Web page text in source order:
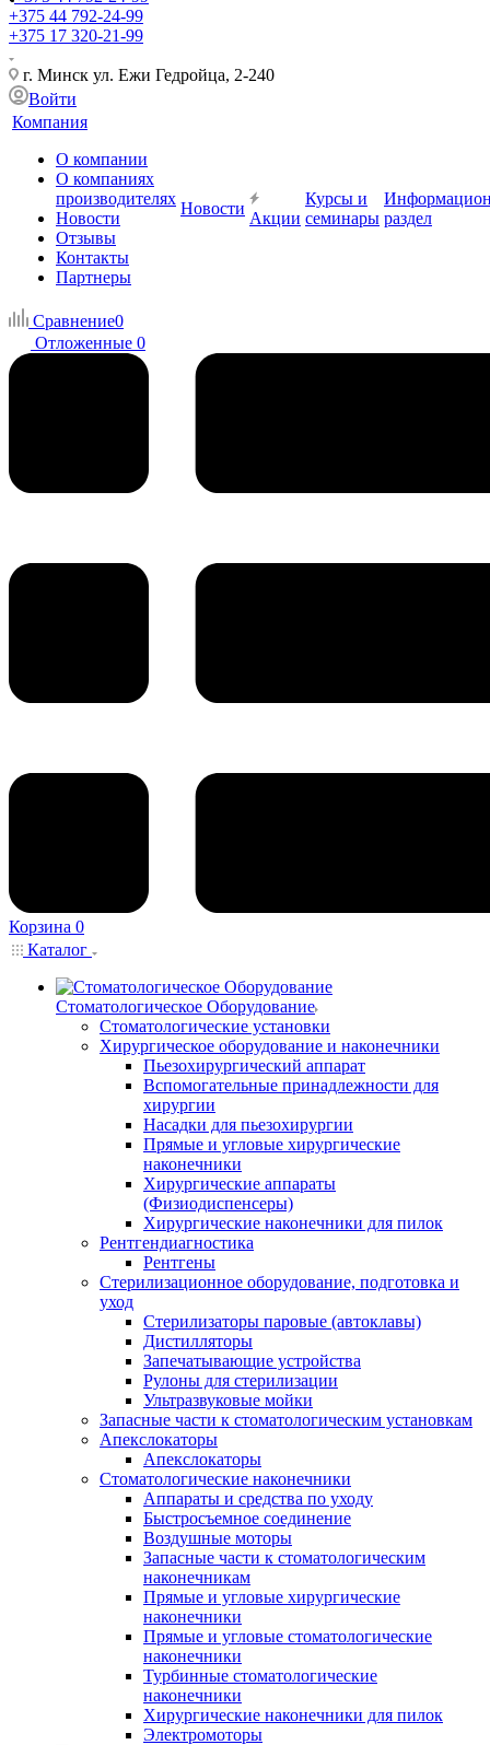
+375 44 792-24-99
+375 17 320-21-99
г. Минск ул. Ежи Гедройца, 2-240
Войти
Компания
О компании
О компаниях
производителях
Новости
Отзывы
Контакты
Партнеры
Новости
Акции
Курсы и
семинары раздел
Сравнение0
Отложенные 0
Корзина 0
Каталог
Стоматологическое Оборудование
Стоматологические установки
Хирургическое оборудование и наконечники
Пьезохирургический аппарат
Вспомогательные принадлежности для
хирургии
Насадки для пьезохирургии
Прямые и угловые хирургические
наконечники
Хирургические аппараты
(Физиодиспенсеры)
Хирургические наконечники для пилок
Рентгендиагностика
Рентгены
Стерилизационное оборудование, подготовка и
уход
Стерилизаторы паровые (автоклавы)
Дистилляторы
Запечатывающие устройства
Рулоны для стерилизации
Ультразвуковые мойки
Запасные части к стоматологическим установкам
Апекслокаторы
Апекслокаторы
Стоматологические наконечники
Аппараты и средства по уходу
Быстросъемное соединение
Воздушные моторы
Запасные части к стоматологическим
наконечникам
Прямые и угловые хирургические
наконечники
Прямые и угловые стоматологические
наконечники
Турбинные стоматологические
наконечники
Хирургические наконечники для пилок
Электромоторы